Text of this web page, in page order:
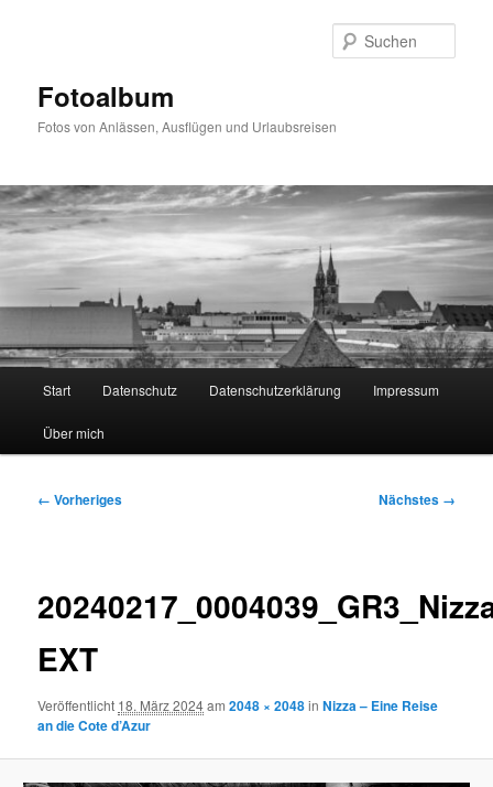
Fotoalbum
Fotos von Anlässen, Ausflügen und Urlaubsreisen
Start Datenschutz Datenschutzerklärung Impressum
Über mich
Bilder-
← Vorheriges Nächstes →
EXT
Veröffentlicht 18. März 2024am2048 × 2048inNizza – Eine Reise
an die Cote d’Azur